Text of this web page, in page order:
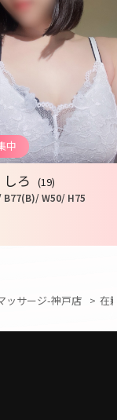
中
しろ (19)
B77(B)/ W50/ H75
ッサージ-神戸店 在